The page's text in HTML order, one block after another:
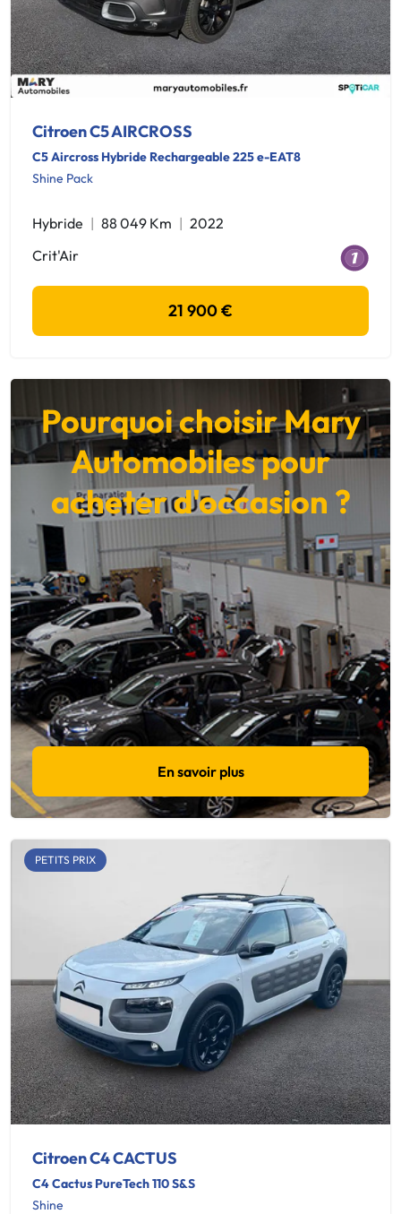
Citroen C5 AIRCROSS
C5 Aircross Hybride Rechargeable 225 e-EAT8
Shine Pack
Hybride 88 049 Km
2022
Crit'Air
21 900 €
Pourquoi choisir Mary
Automobiles pour
acheter d'occasion ?
En savoir plus
PETITS PRIX
Citroen C4 CACTUS
C4 Cactus PureTech 110 S&S
Shine